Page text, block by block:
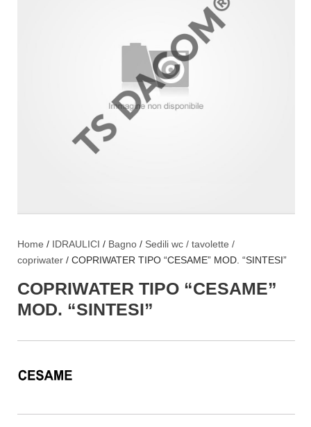
Home / IDRAULICI / Bagno / Sedili wc / tavolette /
copriwater / COPRIWATER TIPO “CESAME” MOD. “SINTESI”
COPRIWATER TIPO “CESAME”
MOD. “SINTESI”